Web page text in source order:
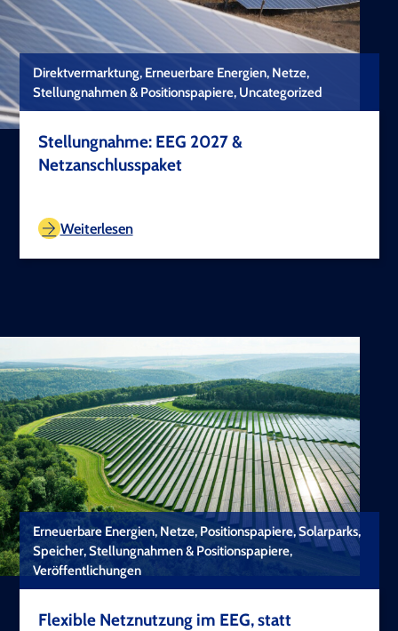
Direktvermarktung, Erneuerbare Energien, Netze,
Stellungnahmen & Positionspapiere, Uncategorized
Stellungnahme: EEG 2027 &
Netzanschlusspaket
Weiterlesen
Erneuerbare Energien, Netze, Positionspapiere, Solarparks,
Speicher, Stellungnahmen & Positionspapiere,
Veröffentlichungen
Flexible Netznutzung im EEG, statt